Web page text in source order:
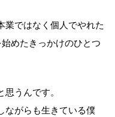
業ではなく個人でやれた
めたきっかけのひとつ
うんです。
ながらも生きている僕